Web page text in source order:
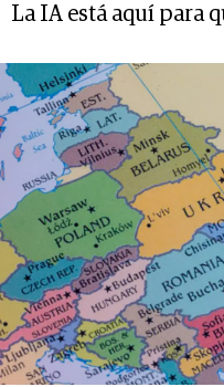
La IA está aquí para